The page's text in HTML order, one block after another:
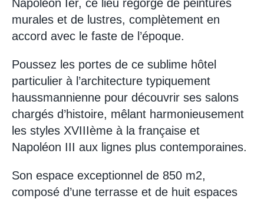
Napoléon Ier, ce lieu regorge de peintures
murales et de lustres, complètement en
accord avec le faste de l’époque.
Poussez les portes de ce sublime hôtel
particulier à l’architecture typiquement
haussmannienne pour découvrir ses salons
chargés d’histoire, mêlant harmonieusement
les styles XVIIIème à la française et
Napoléon III aux lignes plus contemporaines.
Son espace exceptionnel de 850 m2,
composé d’une terrasse et de huit espaces